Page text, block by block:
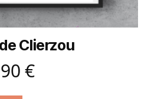
Clierzou
€